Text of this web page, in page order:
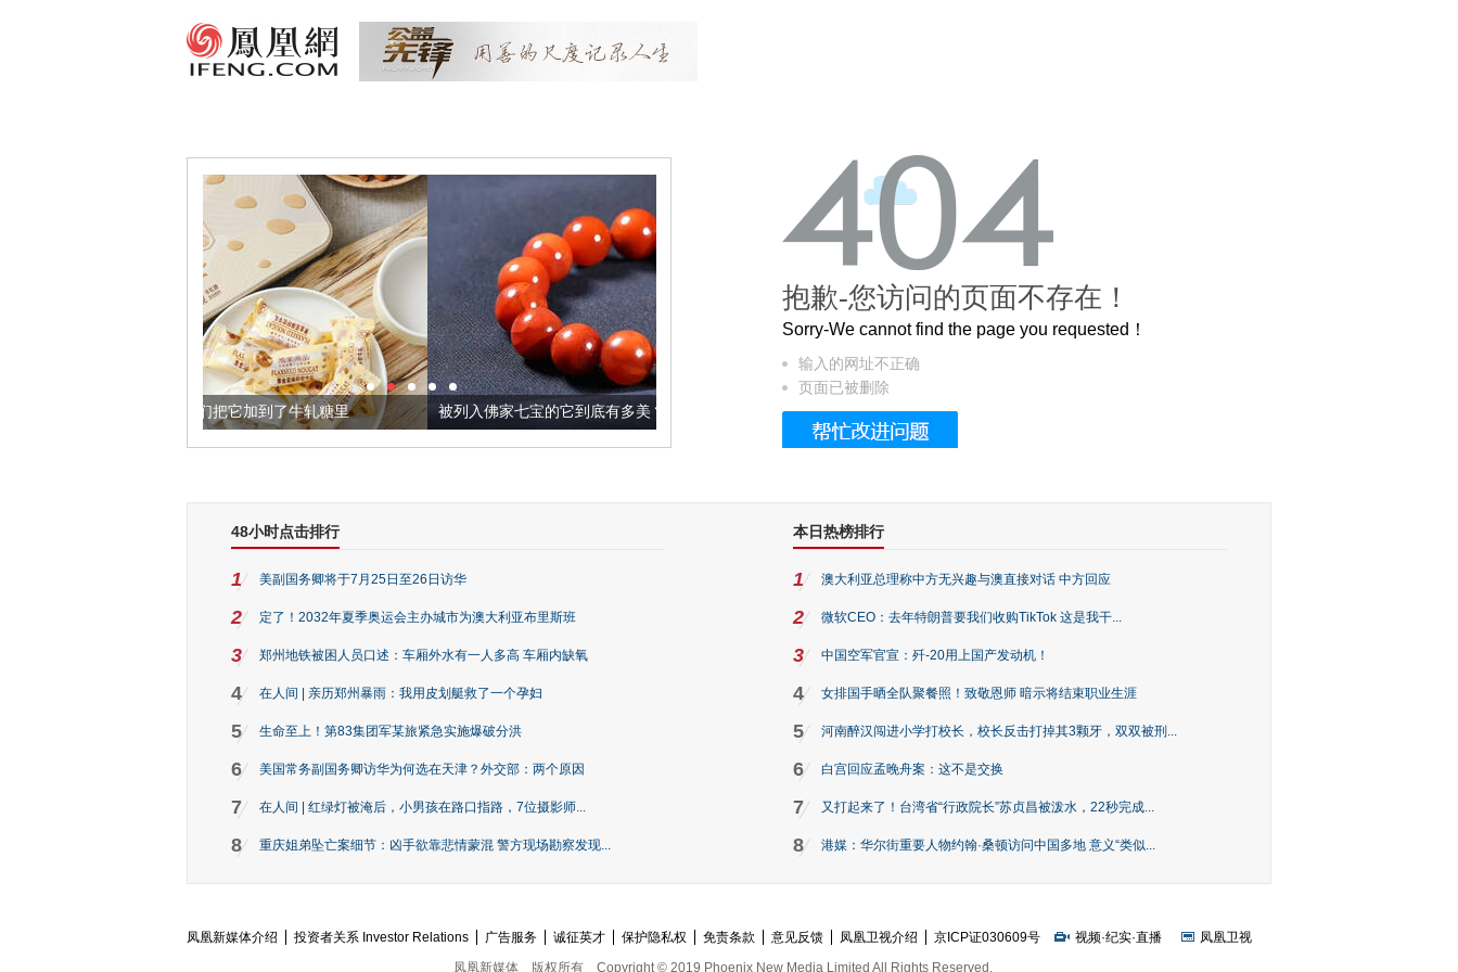
亚麻籽，我们把它加到了牛轧糖里 被列入佛家七宝的它到底有多美？ 这个3.2米的长卷，还原了600岁的紫禁城
抱歉-您访问的页面不存在！
Sorry-We cannot find the page you requested！
输入的网址不正确
页面已被删除
48小时点击排行
1 美副国务卿将于7月25日至26日访华
2 定了！2032年夏季奥运会主办城市为澳大利亚布里斯班
3 郑州地铁被困人员口述：车厢外水有一人多高 车厢内缺氧
4 在人间 | 亲历郑州暴雨：我用皮划艇救了一个孕妇
5 生命至上！第83集团军某旅紧急实施爆破分洪
6 美国常务副国务卿访华为何选在天津？外交部：两个原因
7 在人间 | 红绿灯被淹后，小男孩在路口指路，7位摄影师...
8 重庆姐弟坠亡案细节：凶手欲靠悲情蒙混 警方现场勘察发现...
本日热榜排行
1 澳大利亚总理称中方无兴趣与澳直接对话 中方回应
2 微软CEO：去年特朗普要我们收购TikTok 这是我干...
3 中国空军官宣：歼-20用上国产发动机！
4 女排国手晒全队聚餐照！致敬恩师 暗示将结束职业生涯
5 河南醉汉闯进小学打校长，校长反击打掉其3颗牙，双双被刑...
6 白宫回应孟晚舟案：这不是交换
7 又打起来了！台湾省“行政院长”苏贞昌被泼水，22秒完成...
8 港媒：华尔街重要人物约翰·桑顿访问中国多地 意义“类似...
凤凰新媒体介绍 投资者关系 Investor Relations 广告服务 诚征英才 保护隐私权 免责条款 意见反馈 凤凰卫视介绍 京ICP证030609号 视频·纪实·直播
凤凰卫视
凤凰新媒体
版权所有 Copyright © 2019 Phoenix New Media Limited All Rights Reserved.